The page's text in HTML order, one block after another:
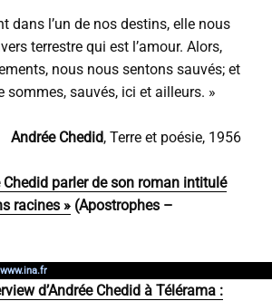
dans l’un de nos destins, elle nous
terrestre qui est l’amour. Alors,
nous nous sentons sauvés; et
sommes, sauvés, ici et ailleurs. »
Andrée Chedid, Terre et poésie, 1956
Chedid parler de son roman intitulé
racines »(Apostrophes –
www.ina.fr
d’Andrée Chedid à Télérama :